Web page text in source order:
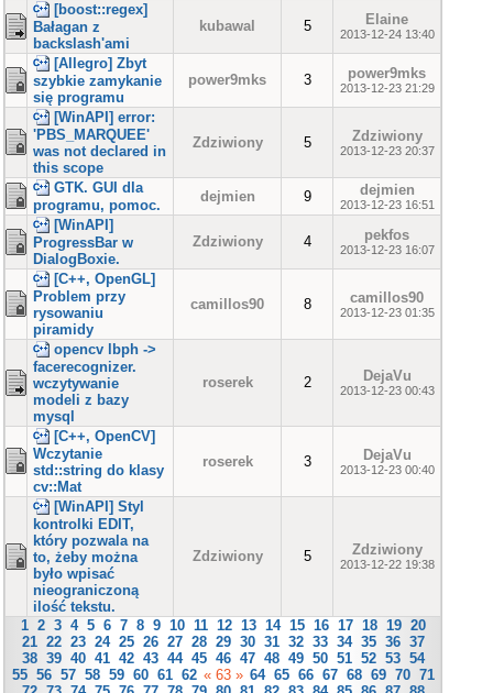
[boost::regex]
Bałagan z
backslash'ami
kubawal 5 Elaine
2013-12-24 13:40
[Allegro] Zbyt
szybkie zamykanie
się programu
power9mks 3 power9mks
2013-12-23 21:29
[WinAPI] error:
'PBS_MARQUEE'
was not declared in
this scope
Zdziwiony 5 Zdziwiony
2013-12-23 20:37
GTK. GUI dla
programu, pomoc.
dejmien 9 dejmien
2013-12-23 16:51
[WinAPI]
ProgressBar w
DialogBoxie.
Zdziwiony 4 pekfos
2013-12-23 16:07
[C++, OpenGL]
Problem przy
rysowaniu
piramidy
camillos90 8 camillos90
2013-12-23 01:35
opencv lbph ->
facerecognizer.
wczytywanie
modeli z bazy
mysql
roserek 2 DejaVu
2013-12-23 00:43
[C++, OpenCV]
Wczytanie
std::string do klasy
cv::Mat
roserek 3 DejaVu
2013-12-23 00:40
[WinAPI] Styl
kontrolki EDIT,
który pozwala na
to, żeby można
było wpisać
nieograniczoną
ilość tekstu.
Zdziwiony 5 Zdziwiony
2013-12-22 19:38
1 2 3 4 5 6 7 8 9 10 11 12 13 14 15 16 17 18 19 20
21 22 23 24 25 26 27 28 29 30 31 32 33 34 35 36 37
38 39 40 41 42 43 44 45 46 47 48 49 50 51 52 53 54
55 56 57 58 59 60 61 62 « 63 » 64 65 66 67 68 69 70 71